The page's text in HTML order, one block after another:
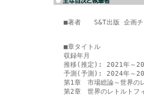
■著者　　S&T出版 企画チ
■章タイトル
収録年月
推移(推定): 2021年～
予測(予測): 2024年～
第1章　市場総論～世界の
第2章　世界のレトルトフ